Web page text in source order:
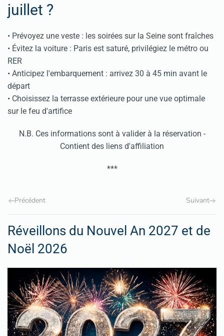
juillet ?
• Prévoyez une veste : les soirées sur la Seine sont fraîches
• Évitez la voiture : Paris est saturé, privilégiez le métro ou
RER
• Anticipez l'embarquement : arrivez 30 à 45 min avant le
départ
• Choisissez la terrasse extérieure pour une vue optimale
sur le feu d'artifice
N.B. Ces informations sont à valider à la réservation -
Contient des liens d'affiliation
***
Précédent Suivant
Réveillons du Nouvel An 2027 et de
Noël 2026